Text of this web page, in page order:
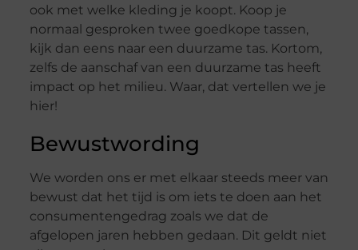
ook met welke kleding je koopt. Koop je
normaal gesproken twee goedkope tassen,
kijk dan eens naar een duurzame tas. Kortom,
zelfs de aanschaf van een duurzame tas heeft
impact op het milieu. Waar, dat vertellen we je
hier!
Bewustwording
We worden ons er met elkaar steeds meer van
bewust dat het tijd is om iets te doen aan het
consumentengedrag zoals we dat de
afgelopen jaren hebben gedaan. Dit geldt niet